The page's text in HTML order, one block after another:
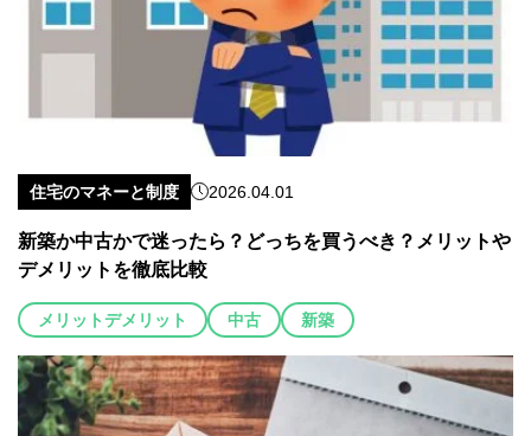
住宅のマネーと制度 2026.04.01
新築か中古かで迷ったら？どっちを買うべき？メリットや
デメリットを徹底比較
メリットデメリット 中古 新築